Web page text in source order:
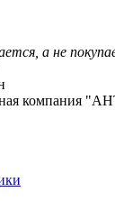
а не
компания